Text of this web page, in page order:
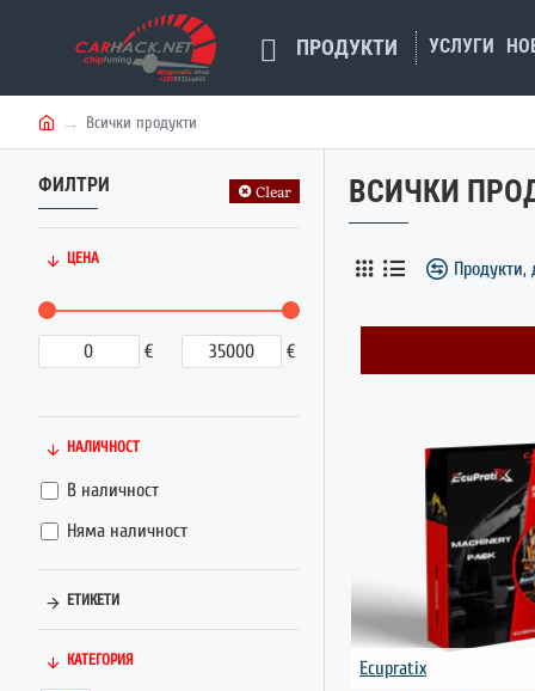
ПРОДУКТИ УСЛУГИ
m
e
Всички продукти
ФИЛТРИ Clear
ЦЕНА
€ €
НАЛИЧНОСТ
В наличност
Няма наличност
ЕТИКЕТИ
КАТЕГОРИЯ
ВСИЧКИ
Продукти,
Ecupratix